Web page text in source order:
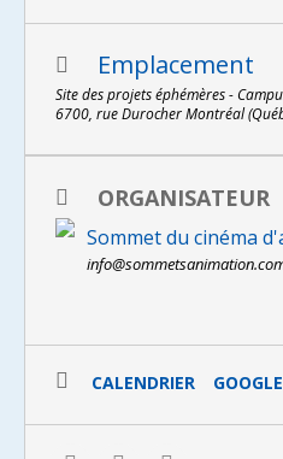
Entrée libreEmplacement
Site des projets éphémères -
6700, rue Durocher Montréal
ORGANISATEUR
Sommet du cinéma
CALENDRIER